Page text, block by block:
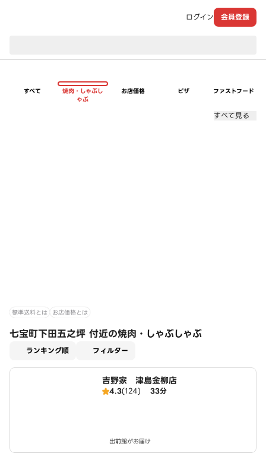
ログイン 会員登録
すべて
焼肉・しゃぶし
ゃぶ
お店価格 ピザ ファストフード
すべて見る
標準送料とは お店価格とは
七宝町下田五之坪 付近の焼肉・しゃぶしゃぶ
ランキング順 フィルター
吉野家 津島金柳店
4.3(124) 33分
出前館がお届け